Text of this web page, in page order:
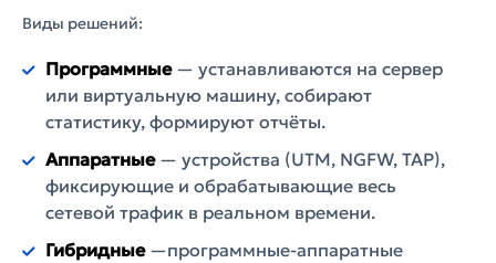
Виды решений:
Программные— устанавливаются на сервер
или виртуальную машину, собирают
статистику, формируют отчёты.
Аппаратные— устройства (UTM, NGFW, TAP),
фиксирующие и обрабатывающие весь
сетевой трафик в реальном времени.
Гибридные—программные-аппаратные